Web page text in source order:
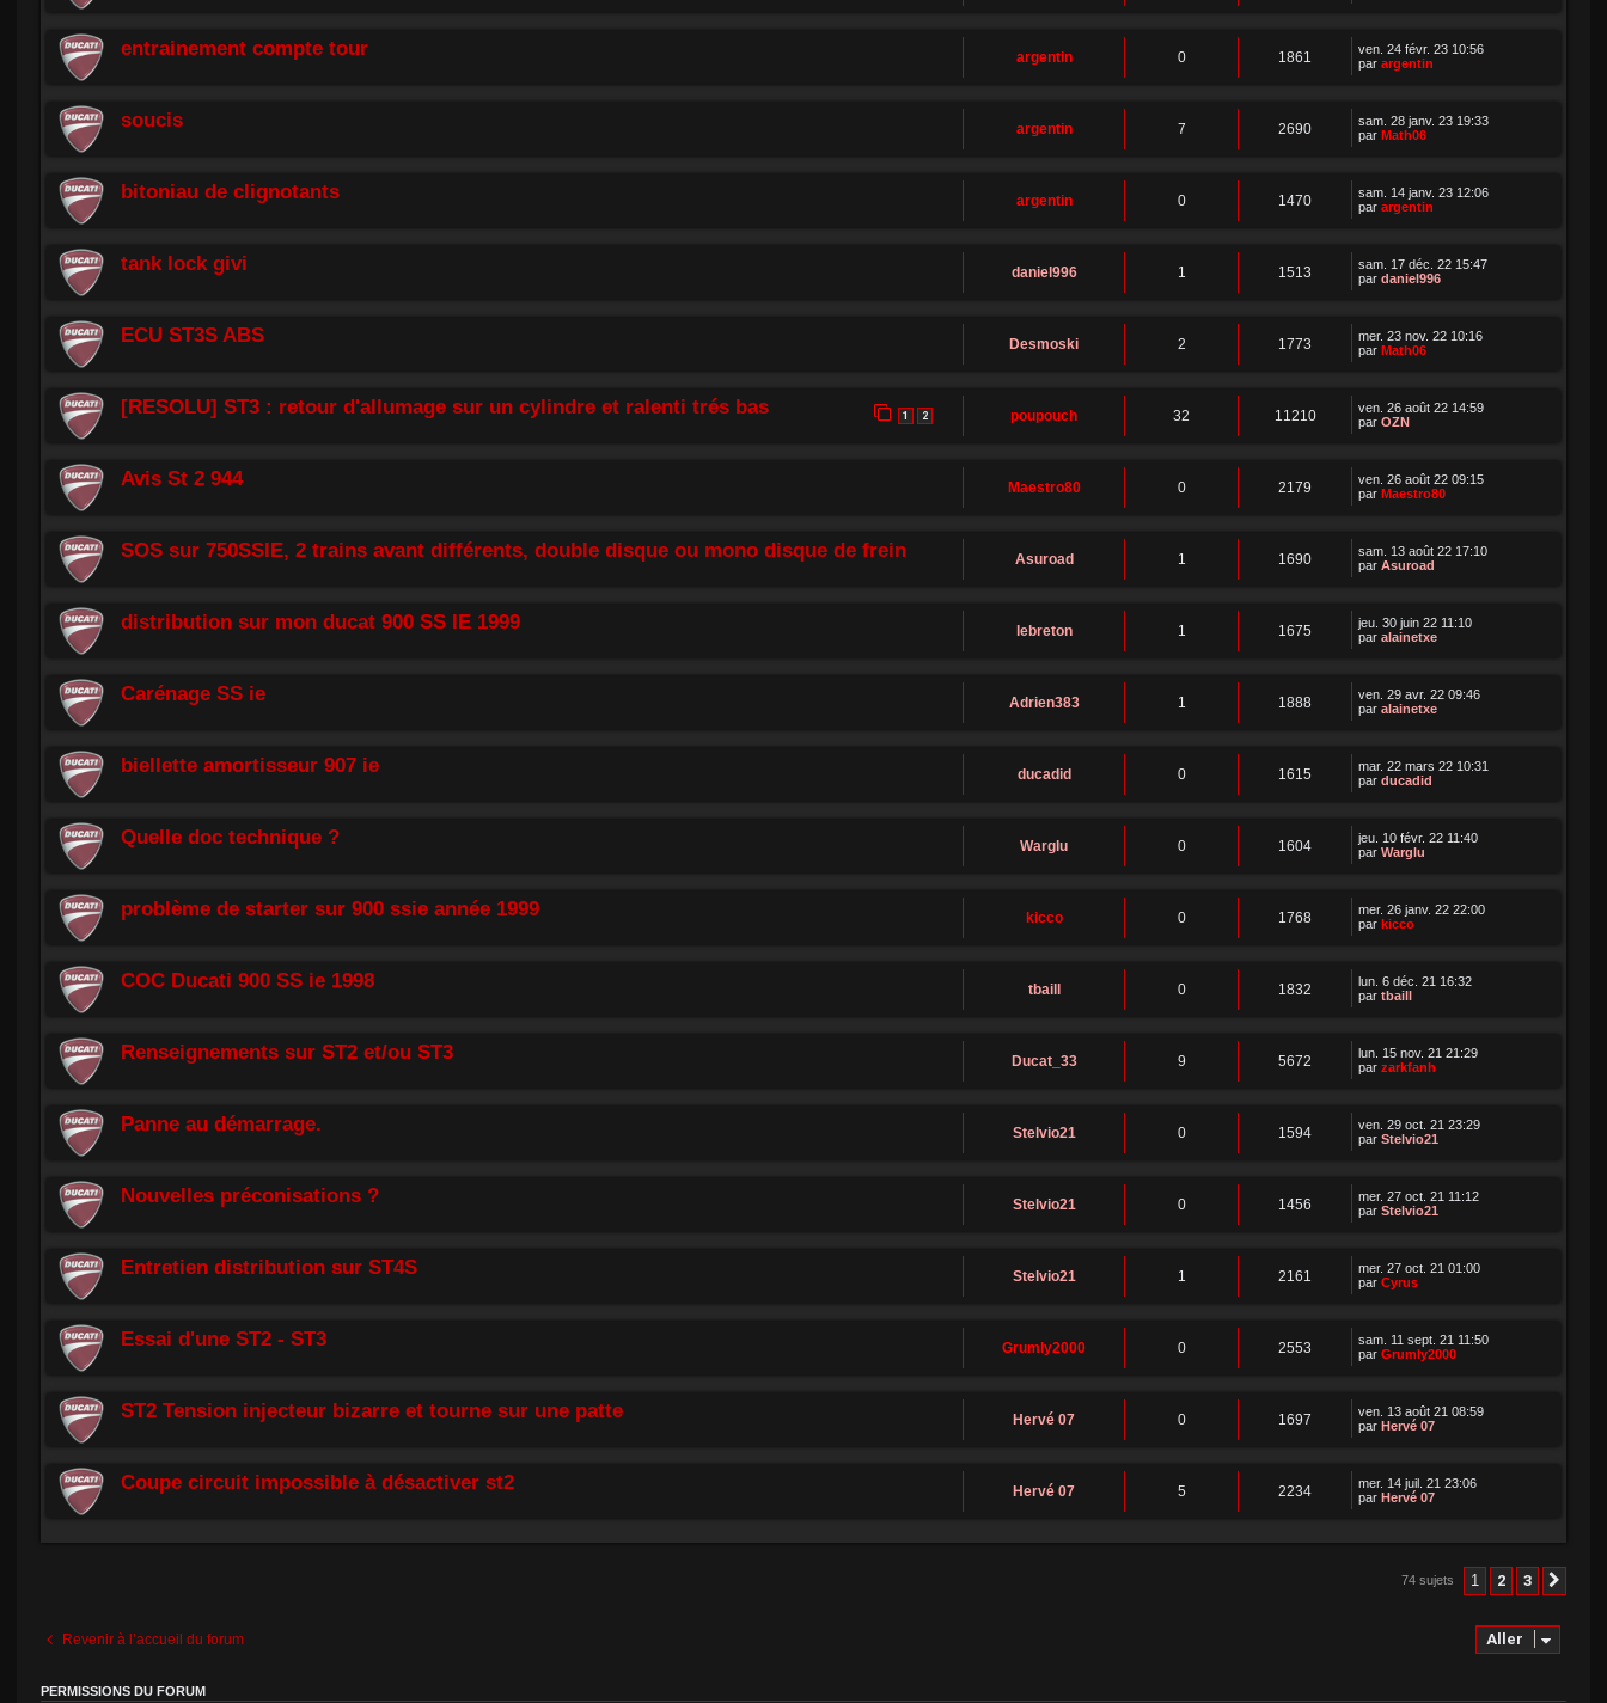
entrainement compte tour argentin 0 1861
ven. 24 févr. 23 10:56
parargentin
soucis argentin 7 2690
sam. 28 janv. 23 19:33
parMath06
bitoniau de clignotants argentin 0 1470
sam. 14 janv. 23 12:06
parargentin
tank lock givi daniel996 1 1513
sam. 17 déc. 22 15:47
pardaniel996
ECU ST3S ABS Desmoski 2 1773
mer. 23 nov. 22 10:16
parMath06
[RESOLU] ST3 : retour d'allumage sur un cylindre et ralenti trés bas 1 2 poupouch 32 11210
ven. 26 août 22 14:59
parOZN
Avis St 2 944 Maestro80 0 2179
ven. 26 août 22 09:15
parMaestro80
SOS sur 750SSIE, 2 trains avant différents, double disque ou mono disque de frein Asuroad 1 1690
sam. 13 août 22 17:10
parAsuroad
distribution sur mon ducat 900 SS IE 1999 lebreton 1 1675
jeu. 30 juin 22 11:10
paralainetxe
Carénage SS ie Adrien383 1 1888
ven. 29 avr. 22 09:46
paralainetxe
biellette amortisseur 907 ie ducadid 0 1615
mar. 22 mars 22 10:31
parducadid
Quelle doc technique ? Warglu 0 1604
jeu. 10 févr. 22 11:40
parWarglu
problème de starter sur 900 ssie année 1999 kicco 0 1768
mer. 26 janv. 22 22:00
parkicco
COC Ducati 900 SS ie 1998 tbaill 0 1832
lun. 6 déc. 21 16:32
partbaill
Renseignements sur ST2 et/ou ST3 Ducat_33 9 5672
lun. 15 nov. 21 21:29
parzarkfanh
Panne au démarrage. Stelvio21 0 1594
ven. 29 oct. 21 23:29
parStelvio21
Nouvelles préconisations ? Stelvio21 0 1456
mer. 27 oct. 21 11:12
parStelvio21
Entretien distribution sur ST4S Stelvio21 1 2161
mer. 27 oct. 21 01:00
parCyrus
Essai d'une ST2 - ST3 Grumly2000 0 2553
sam. 11 sept. 21 11:50
parGrumly2000
ST2 Tension injecteur bizarre et tourne sur une patte Hervé 07 0 1697
ven. 13 août 21 08:59
parHervé 07
Coupe circuit impossible à désactiver st2 Hervé 07 5 2234
mer. 14 juil. 21 23:06
parHervé 07
74 sujets 1 2 3
Revenir à l’accueil du forum Aller
PERMISSIONS DU FORUM